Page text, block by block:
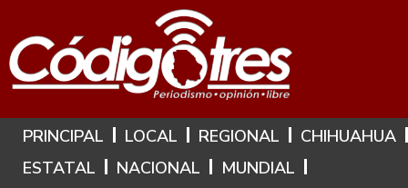
Hoy es: 7 de Agosto de 2026
PRINCIPAL LOCAL REGIONAL
CHIHUAHUA
ESTATAL
NACIONAL
MUNDIAL